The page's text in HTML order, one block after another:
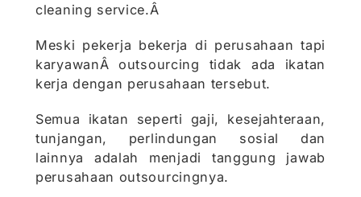
cleaning service.Â
Meski pekerja bekerja di perusahaan tapi
karyawanÂ outsourcing tidak ada ikatan
kerja dengan perusahaan tersebut.
Semua ikatan seperti gaji, kesejahteraan,
tunjangan, perlindungan sosial dan
lainnya adalah menjadi tanggung jawab
perusahaan outsourcingnya.